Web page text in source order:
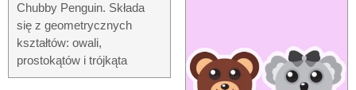
Chubby Penguin. Składa
się z geometrycznych
kształtów: owali,
prostokątów i trójkąta